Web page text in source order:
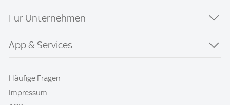
Für Unternehmen
App & Services
Häufige Fragen
Impressum